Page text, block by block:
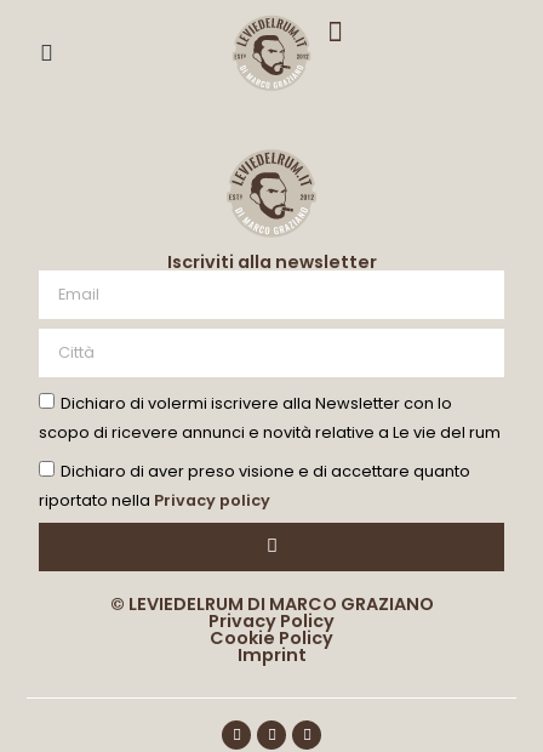
Iscriviti alla newsletter
Dichiaro di volermi iscrivere alla Newsletter con lo
scopo di ricevere annunci e novità relative a Le vie del rum
Dichiaro di aver preso visione e di accettare quanto
riportato nella Privacy policy
© LEVIEDELRUM DI MARCO GRAZIANO
Privacy Policy
Cookie Policy
Imprint